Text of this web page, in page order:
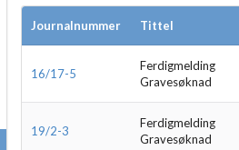
Journalnummer Tittel
16/17-5
Ferdigmelding
Gravesøknad
19/2-3
Ferdigmelding
Gravesøknad